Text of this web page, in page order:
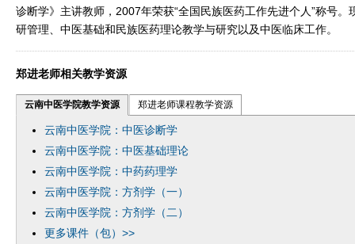
诊断学》主讲教师，2007年荣获“全国民族医药工作先进个人”称号。
研管理、中医基础和民族医药理论教学与研究以及中医临床工作。
郑进老师相关教学资源
云南中医学院教学资源 郑进老师课程教学资源
云南中医学院：中医诊断学
云南中医学院：中医基础理论
云南中医学院：中药药理学
云南中医学院：方剂学（一）
云南中医学院：方剂学（二）
更多课件（包）>>